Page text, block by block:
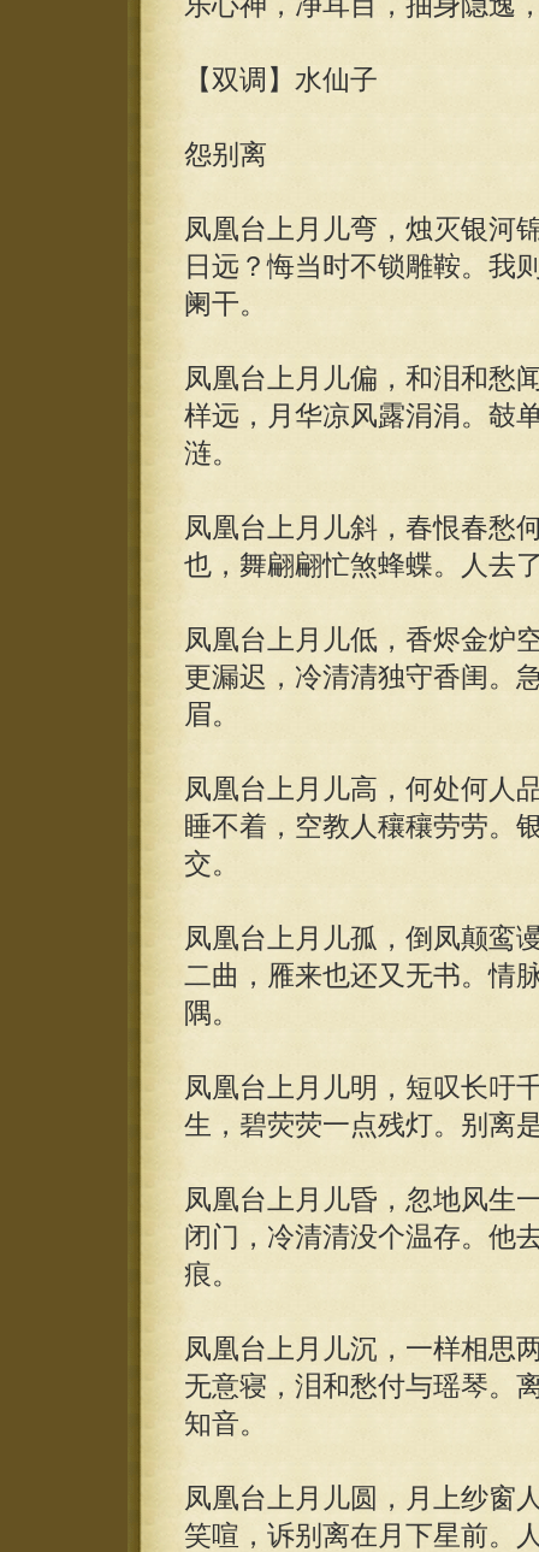
【双调】水仙子
怨别离
凤凰台上月儿弯，烛灭银河
日远？悔当时不锁雕鞍。我
阑干。
凤凰台上月儿偏，和泪和愁
样远，月华凉风露涓涓。攲
涟。
凤凰台上月儿斜，春恨春愁
也，舞翩翩忙煞蜂蝶。人去
凤凰台上月儿低，香烬金炉
更漏迟，冷清清独守香闺。
眉。
凤凰台上月儿高，何处何人
睡不着，空教人穰穰劳劳。
交。
凤凰台上月儿孤，倒凤颠鸾
二曲，雁来也还又无书。情
隅。
凤凰台上月儿明，短叹长吁
生，碧荧荧一点残灯。别离
凤凰台上月儿昏，忽地风生
闭门，冷清清没个温存。他
痕。
凤凰台上月儿沉，一样相思
无意寝，泪和愁付与瑶琴。
知音。
凤凰台上月儿圆，月上纱窗
笑喧，诉别离在月下星前。